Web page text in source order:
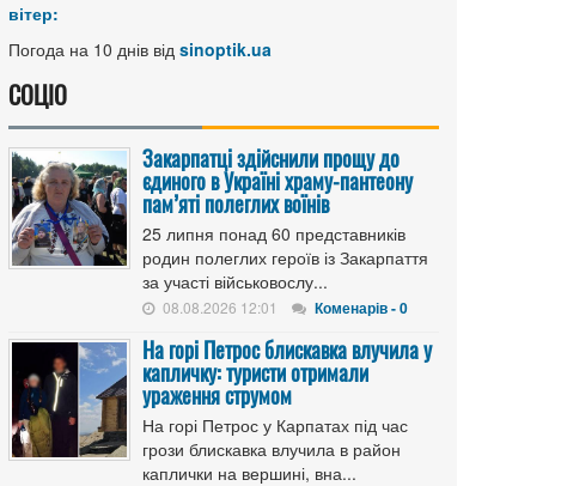
вітер:
Погода на 10 днів від sinoptik.ua
СОЦІО
Закарпатці здійснили прощу до
єдиного в Україні храму-пантеону
пам’яті полеглих воїнів
25 липня понад 60 представників
родин полеглих героїв із Закарпаття
за участі військовослу...
08.08.2026 12:01 Коменарів - 0
На горі Петрос блискавка влучила у
капличку: туристи отримали
ураження струмом
На горі Петрос у Карпатах під час
грози блискавка влучила в район
каплички на вершині, вна...